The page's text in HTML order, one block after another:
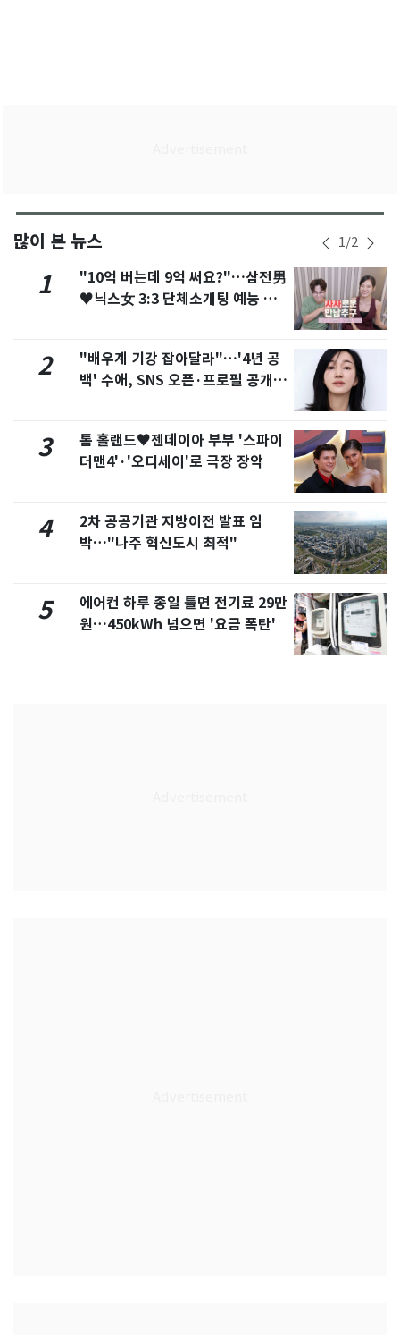
많이 본 뉴스 1/2
1
"10억 버는데 9억 써요?"…삼전男
♥닉스女 3:3 단체소개팅 예능 화
2
"배우계 기강 잡아달라"…'4년 공
백' 수애, SNS 오픈·프로필 공개
3
톰 홀랜드♥젠데이아 부부 '스파이
더맨4'·'오디세이'로 극장 장악
4
2차 공공기관 지방이전 발표 임
박…"나주 혁신도시 최적"
5
에어컨 하루 종일 틀면 전기료 29만
원…450kWh 넘으면 '요금 폭탄'